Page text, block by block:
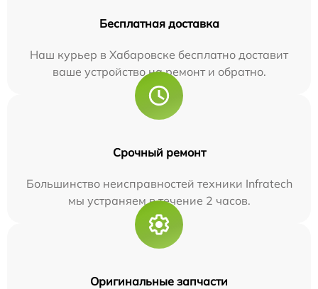
Бесплатная доставка
Наш курьер в Хабаровске бесплатно доставит
ваше устройство на ремонт и обратно.
Срочный ремонт
Большинство неисправностей техники Infratech
мы устраняем в течение 2 часов.
Оригинальные запчасти